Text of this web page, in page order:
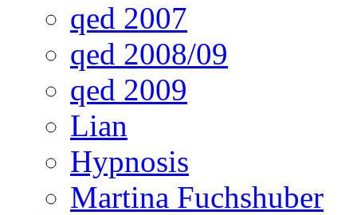
qed 2007
qed 2008/09
qed 2009
Lian
Hypnosis
Martina Fuchshuber